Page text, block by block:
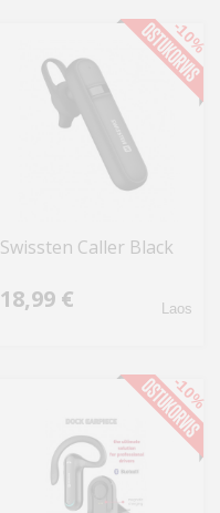
Swissten Caller Black
18,99 € Laos
-10%
-10%